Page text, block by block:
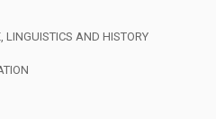
LINGUISTICS AND HISTORY